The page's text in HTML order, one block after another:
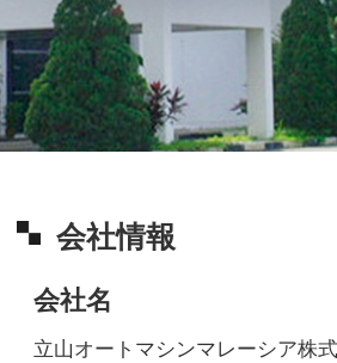
会社情報
会社名
立山オートマシンマレーシア株